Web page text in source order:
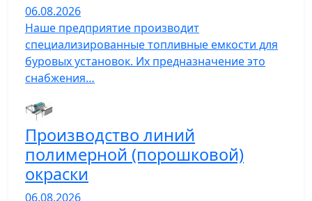
06.08.2026
Наше предприятие производит
специализированные топливные емкости для
буровых установок. Их предназначение это
снабжения…
Производство линий
полимерной (порошковой)
окраски
06.08.2026